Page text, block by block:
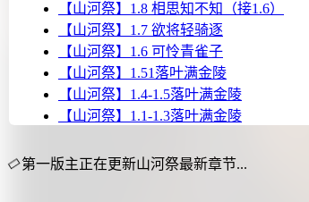
【山河祭】1.8 相思知不知（接1.6）
【山河祭】1.7 欲将轻骑逐
【山河祭】1.6 可怜青雀子
【山河祭】1.51落叶满金陵
【山河祭】1.4-1.5落叶满金陵
【山河祭】1.1-1.3落叶满金陵
第一版主正在更新山河祭最新章节...